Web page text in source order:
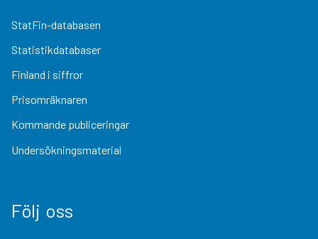
StatFin-databasen
Statistikdatabaser
Finland i siffror
Prisomräknaren
Kommande publiceringar
Undersökningsmaterial
Följ oss